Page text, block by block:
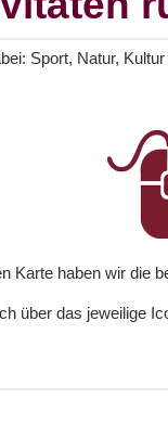
Sport, Natur,
Karte haben wir die
über das jeweilige